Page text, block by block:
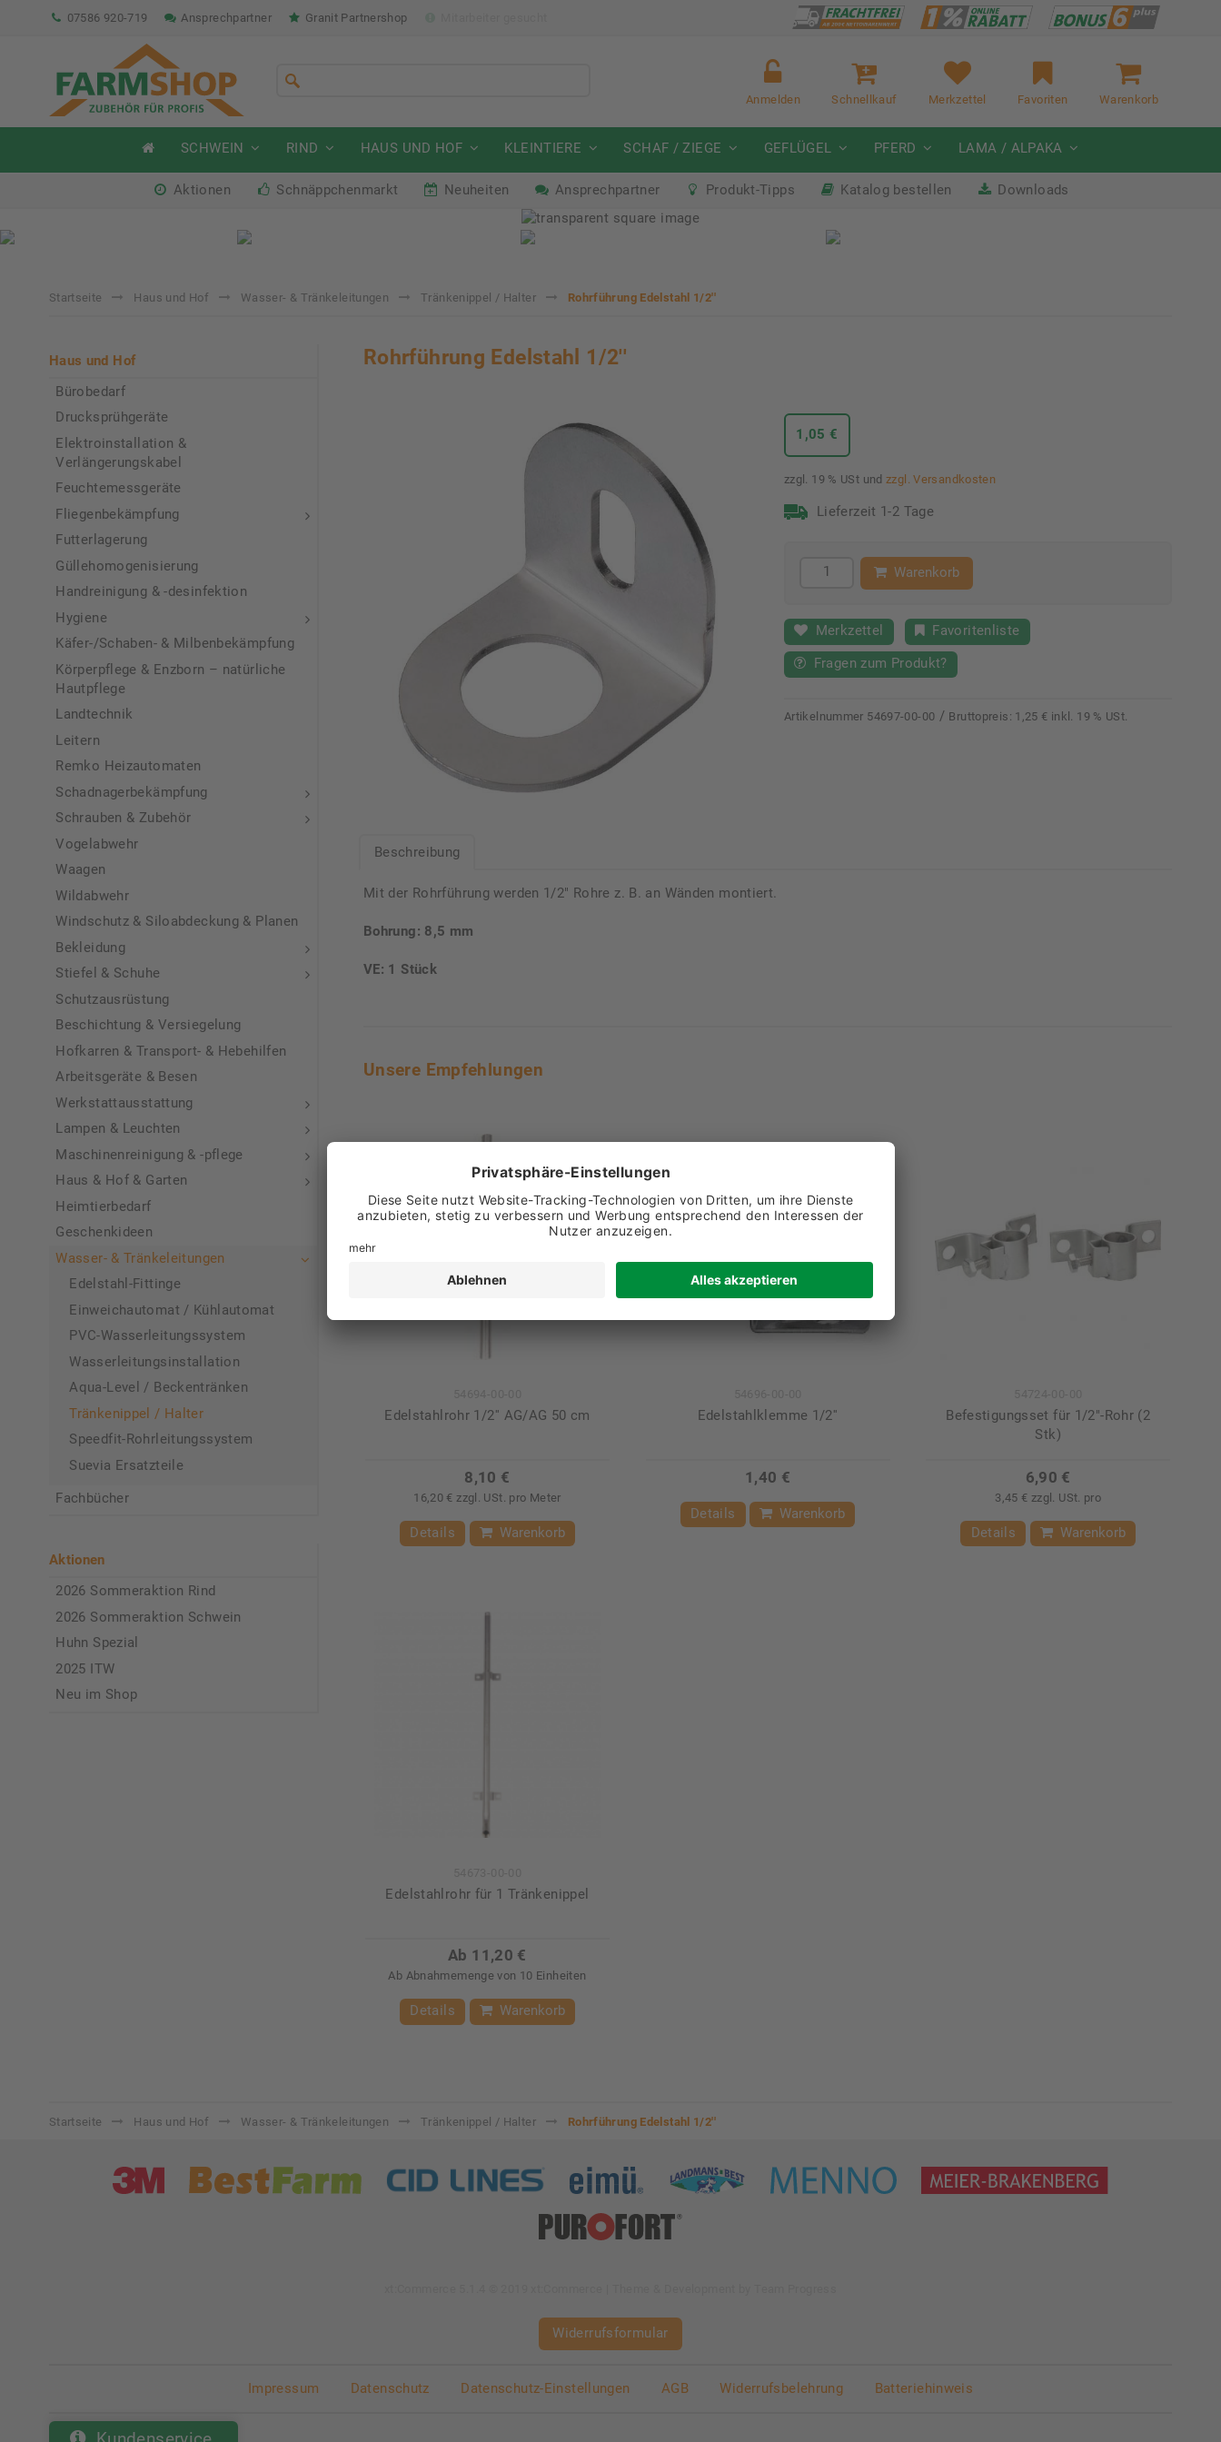
07586 920-719 Ansprechpartner Granit Partnershop
Anmelden Schnellkauf Merkzettel Favoriten Warenkorb
SCHWEIN RIND HAUS UND HOF KLEINTIERE SCHAF / ZIEGE GEFLÜGEL PFERD LAMA / ALPAKA
Aktionen Schnäppchenmarkt Neuheiten Ansprechpartner Produkt-Tipps Katalog bestellen Downloads
Sommeraktion Rind
Startseite Haus und Hof Wasser- & Tränkeleitungen Tränkenippel / Halter Rohrführung Edelstahl 1/2''
Haus und Hof
Bürobedarf
Drucksprühgeräte
Elektroinstallation &
Verlängerungskabel
Feuchtemessgeräte
Fliegenbekämpfung
Futterlagerung
Güllehomogenisierung
Handreinigung & -desinfektion
Hygiene
Käfer-/Schaben- & Milbenbekämpfung
Körperpflege & Enzborn – natürliche
Hautpflege
Landtechnik
Leitern
Remko Heizautomaten
Schadnagerbekämpfung
Schrauben & Zubehör
Vogelabwehr
Waagen
Wildabwehr
Windschutz & Siloabdeckung & Planen
Bekleidung
Stiefel & Schuhe
Schutzausrüstung
Beschichtung & Versiegelung
Hofkarren & Transport- & Hebehilfen
Arbeitsgeräte & Besen
Werkstattausstattung
Lampen & Leuchten
Maschinenreinigung & -pflege
Haus & Hof & Garten
Heimtierbedarf
Geschenkideen
Wasser- & Tränkeleitungen
Edelstahl-Fittinge
Einweichautomat / Kühlautomat
PVC-Wasserleitungssystem
Wasserleitungsinstallation
Aqua-Level / Beckentränken
Tränkenippel / Halter
Speedfit-Rohrleitungssystem
Suevia Ersatzteile
Fachbücher
Aktionen
2026 Sommeraktion Rind
2026 Sommeraktion Schwein
Huhn Spezial
2025 ITW
Neu im Shop
Rohrführung Edelstahl 1/2''
1,05 €
zzgl. 19 % USt undzzgl. Versandkosten
Lieferzeit 1-2 Tage
Warenkorb
Merkzettel
Favoritenliste
Fragen zum Produkt?
Artikelnummer 54697-00-00 / Bruttopreis: 1,25 € inkl. 19 % USt.
Beschreibung
Mit der Rohrführung werden 1/2" Rohre z. B. an Wänden montiert.
Bohrung: 8,5 mm
VE: 1 Stück
Unsere Empfehlungen
Edelstahlrohr 1/2'' AG/AG 50 cm
8,10 €
16,20 € zzgl. USt. pro Meter
Details Warenkorb
Edelstahlklemme 1/2''
1,40 €
Details Warenkorb
Befestigungsset für 1/2"-Rohr (2
Stk)
6,90 €
3,45 € zzgl. USt. pro
Details Warenkorb
Edelstahlrohr für 1 Tränkenippel
Ab 11,20 €
Ab Abnahmemenge von 10 Einheiten
Details Warenkorb
Startseite Haus und Hof Wasser- & Tränkeleitungen Tränkenippel / Halter Rohrführung Edelstahl 1/2''
Widerrufsformular
Impressum Datenschutz Datenschutz-Einstellungen AGB Widerrufsbelehrung Batteriehinweis